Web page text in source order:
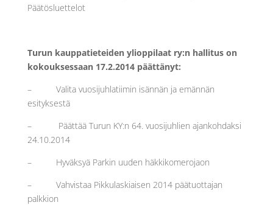
Päätösluettelot
Turun kauppatieteiden ylioppilaat ry:n hallitus on
kokouksessaan 17.2.2014 päättänyt:
– Valita vuosijuhlatiimin isännän ja emännän
esityksestä
– Päättää Turun KY:n 64. vuosijuhlien ajankohdaksi
24.10.2014
– Hyväksyä Parkin uuden häkkikomerojaon
– Vahvistaa Pikkulaskiaisen 2014 päätuottajan
palkkion